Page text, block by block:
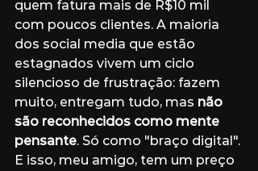
quem fatura mais de R$10 mil
com poucos clientes. A maioria
dos social media que estão
estagnados vivem um ciclo
silencioso de frustração: fazem
muito, entregam tudo, mas não
são reconhecidos como mente
pensante. Só como "braço digital".
E isso, meu amigo, tem um preço